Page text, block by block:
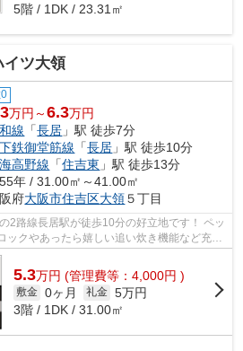
5階 / 1DK / 23.31㎡
イツ大領
万円～6.3万円
線 「長居 」駅 徒歩7分
鉄御堂筋線 「長居 」駅 徒歩10分
高野線 「住吉東 」駅 徒歩13分
年 / 31.00㎡～41.00㎡
府大阪市住吉区大領５丁目
線長居駅が徒歩10分の好立地です！ ペッ
ックやあったら嬉しい追い炊き機能など充実
5.3万円 (管理費等：4,000円 )
敷金 0ヶ月 礼金 5万円
3階 / 1DK / 31.00㎡